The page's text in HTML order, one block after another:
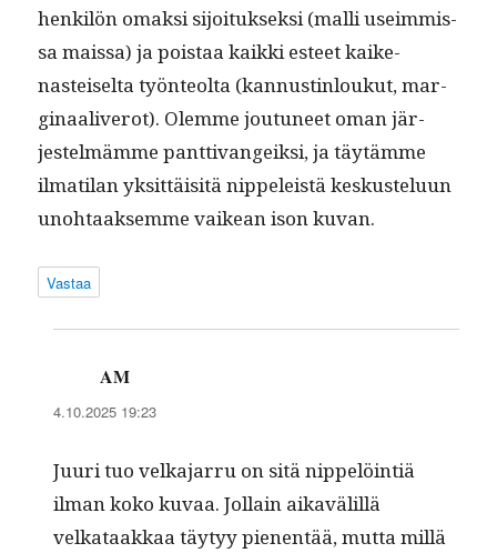
henkilön omak­si sijoituk­sek­si (malli useim­mis­
sa mais­sa) ja pois­taa kaik­ki esteet kaike­
nasteiselta työn­te­ol­ta (kan­nustin­loukut, mar­
gin­aaliv­erot). Olemme joutuneet oman jär­
jestelmämme pant­ti­vangeik­si, ja täytämme
ilmati­lan yksit­täisitä nip­peleistä keskustelu­un
uno­htaak­semme vaikean ison kuvan.
Vastaa
AM
4.10.2025 19:23
Juuri tuo velka­jar­ru on sitä nip­pelöin­tiä
ilman koko kuvaa. Jol­lain aikavälil­lä
velkataakkaa täy­tyy pienen­tää, mut­ta mil­lä